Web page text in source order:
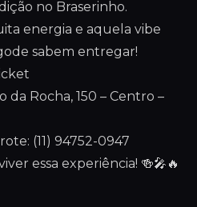
no Braserinho.
energia e aquela vibe
sabem entregar!
da Rocha, 150 – Centro –
(11) 94752-0947
essa experiência! 🍻🎤🔥